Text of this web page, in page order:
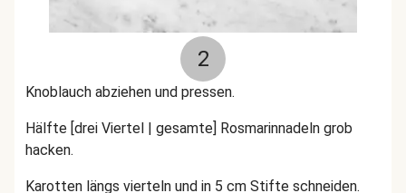
2
Knoblauch abziehen und pressen.
Hälfte [drei Viertel | gesamte] Rosmarinnadeln grob
hacken.
Karotten längs vierteln und in 5 cm Stifte schneiden.